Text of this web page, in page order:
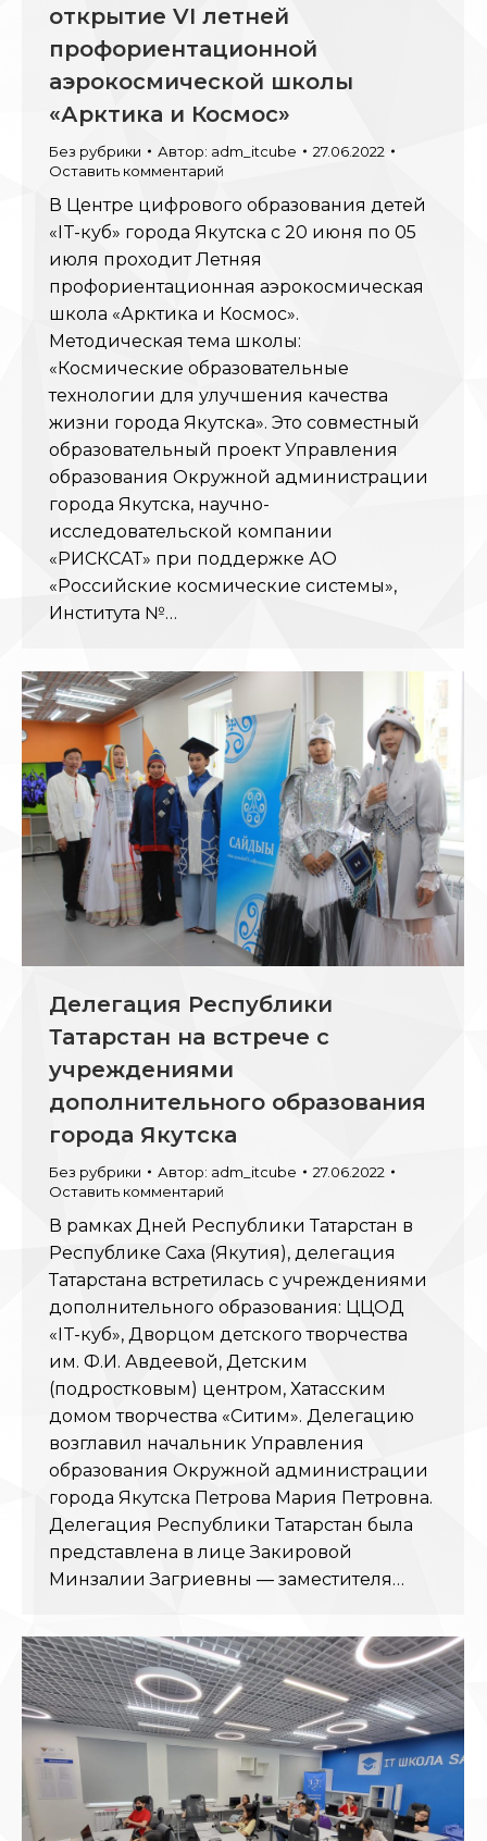
открытие VI летней
профориентационной
аэрокосмической школы
«Арктика и Космос»
Без рубрики Автор: adm_itcube
27.06.2022
Оставить комментарий
В Центре цифрового образования детей
«IT-куб» города Якутска с 20 июня по 05
июля проходит Летняя
профориентационная аэрокосмическая
школа «Арктика и Космос».
Методическая тема школы:
«Космические образовательные
технологии для улучшения качества
жизни города Якутска». Это совместный
образовательный проект Управления
образования Окружной администрации
города Якутска, научно-
исследовательской компании
«РИСКСАТ» при поддержке АО
«Российские космические системы»,
Института №…
Делегация Республики
Татарстан на встрече с
учреждениями
дополнительного образования
города Якутска
Без рубрики Автор: adm_itcube
27.06.2022
Оставить комментарий
В рамках Дней Республики Татарстан в
Республике Саха (Якутия), делегация
Татарстана встретилась с учреждениями
дополнительного образования: ЦЦОД
«IT-куб», Дворцом детского творчества
им. Ф.И. Авдеевой, Детским
(подростковым) центром, Хатасским
домом творчества «Ситим». Делегацию
возглавил начальник Управления
образования Окружной администрации
города Якутска Петрова Мария Петровна.
Делегация Республики Татарстан была
представлена в лице Закировой
Минзалии Загриевны — заместителя…